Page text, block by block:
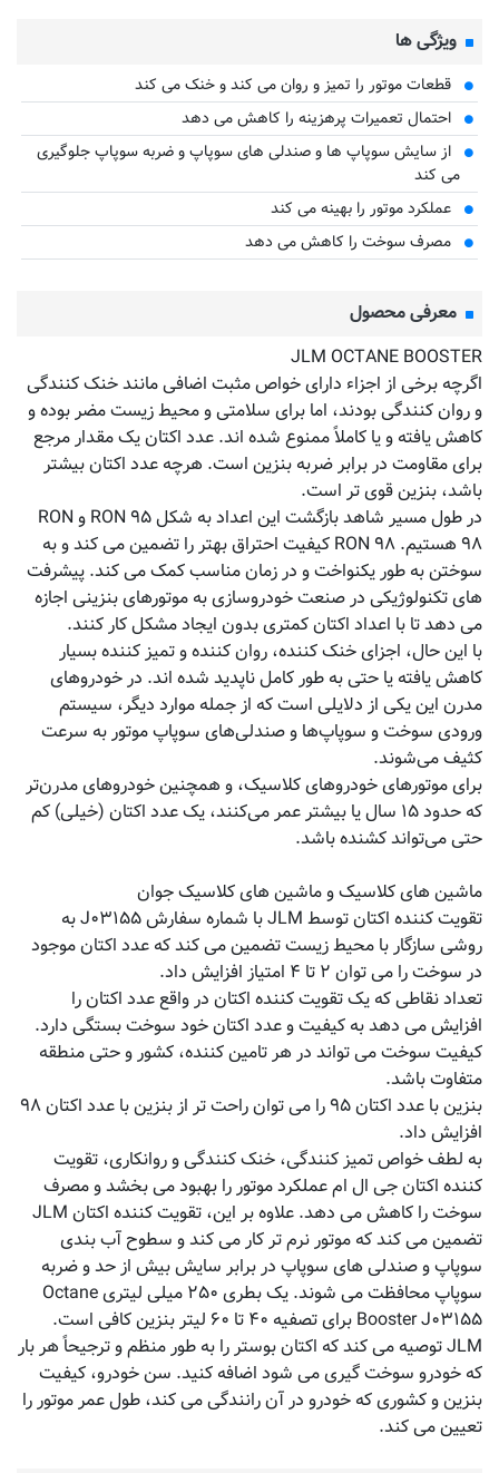
ویژگی ها
قطعات موتور را تمیز و روان می کند و خنک می کند
احتمال تعمیرات پرهزینه را کاهش می دهد
از سایش سوپاپ ها و صندلی های سوپاپ و ضربه سوپاپ جلوگیری
می کند
عملکرد موتور را بهینه می کند
مصرف سوخت را کاهش می دهد
معرفی محصول
JLM OCTANE BOOSTER
اگرچه برخی از اجزاء دارای خواص مثبت اضافی مانند خنک کنندگی
و روان کنندگی بودند، اما برای سلامتی و محیط زیست مضر بوده و
کاهش یافته و یا کاملاً ممنوع شده اند. عدد اکتان یک مقدار مرجع
برای مقاومت در برابر ضربه بنزین است. هرچه عدد اکتان بیشتر
باشد، بنزین قوی تر است.
در طول مسیر شاهد بازگشت این اعداد به شکل RON ۹۵ و RON
۹۸ هستیم. RON ۹۸ کیفیت احتراق بهتر را تضمین می کند و به
سوختن به طور یکنواخت و در زمان مناسب کمک می کند. پیشرفت
های تکنولوژیکی در صنعت خودروسازی به موتورهای بنزینی اجازه
می دهد تا با اعداد اکتان کمتری بدون ایجاد مشکل کار کنند.
با این حال، اجزای خنک کننده، روان کننده و تمیز کننده بسیار
کاهش یافته یا حتی به طور کامل ناپدید شده اند. در خودروهای
مدرن این یکی از دلایلی است که از جمله موارد دیگر، سیستم
ورودی سوخت و سوپاپ‌ها و صندلی‌های سوپاپ موتور به سرعت
کثیف می‌شوند.
برای موتورهای خودروهای کلاسیک، و همچنین خودروهای مدرن‌تر
که حدود ۱۵ سال یا بیشتر عمر می‌کنند، یک عدد اکتان (خیلی) کم
حتی می‌تواند کشنده باشد.
ماشین های کلاسیک و ماشین های کلاسیک جوان
تقویت کننده اکتان توسط JLM با شماره سفارش J۰۳۱۵۵ به
روشی سازگار با محیط زیست تضمین می کند که عدد اکتان موجود
در سوخت را می توان ۲ تا ۴ امتیاز افزایش داد.
تعداد نقاطی که یک تقویت کننده اکتان در واقع عدد اکتان را
افزایش می دهد به کیفیت و عدد اکتان خود سوخت بستگی دارد.
کیفیت سوخت می تواند در هر تامین کننده، کشور و حتی منطقه
متفاوت باشد.
بنزین با عدد اکتان ۹۵ را می توان راحت تر از بنزین با عدد اکتان ۹۸
افزایش داد.
به لطف خواص تمیز کنندگی، خنک کنندگی و روانکاری، تقویت
کننده اکتان جی ال ام عملکرد موتور را بهبود می بخشد و مصرف
سوخت را کاهش می دهد. علاوه بر این، تقویت کننده اکتان JLM
تضمین می کند که موتور نرم تر کار می کند و سطوح آب بندی
سوپاپ و صندلی های سوپاپ در برابر سایش بیش از حد و ضربه
سوپاپ محافظت می شوند. یک بطری ۲۵۰ میلی لیتری Octane
Booster J۰۳۱۵۵ برای تصفیه ۴۰ تا ۶۰ لیتر بنزین کافی است.
JLM توصیه می کند که اکتان بوستر را به طور منظم و ترجیحاً هر بار
که خودرو سوخت گیری می شود اضافه کنید. سن خودرو، کیفیت
بنزین و کشوری که خودرو در آن رانندگی می کند، طول عمر موتور را
تعیین می کند.